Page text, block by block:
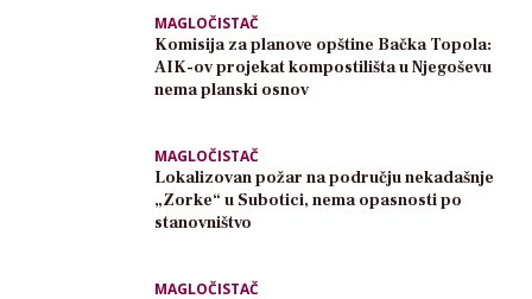
MAGLOČISTAČ
Komisija za planove opštine Bačka Topola:
AIK-ov projekat kompostilišta u Njegoševu
nema planski osnov
MAGLOČISTAČ
Lokalizovan požar na području nekadašnje
„Zorke“ u Subotici, nema opasnosti po
stanovništvo
MAGLOČISTAČ